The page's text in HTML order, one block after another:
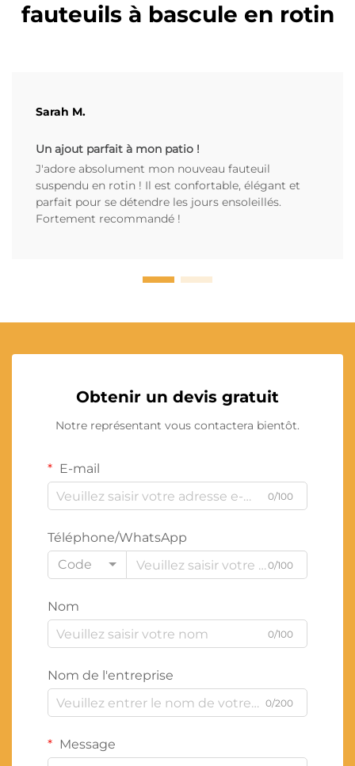
fauteuils à bascule en rotin
Sarah M.
Un ajout parfait à mon patio !
J'adore absolument mon nouveau fauteuil
suspendu en rotin ! Il est confortable, élégant et
parfait pour se détendre les jours ensoleillés.
Fortement recommandé !
Obtenir un devis gratuit
Notre représentant vous contactera bientôt.
E-mail
0/100
Téléphone/WhatsApp
Code
0/100
Nom
0/100
Nom de l'entreprise
0/200
Message